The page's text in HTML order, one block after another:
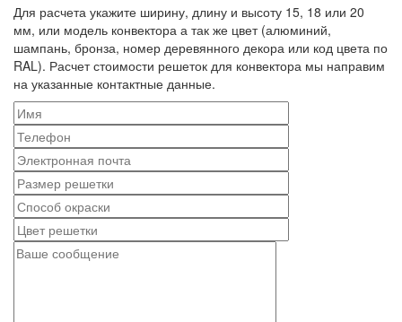
Для расчета укажите ширину, длину и высоту 15, 18 или 20
мм, или модель конвектора а так же цвет (алюминий,
шампань, бронза, номер деревянного декора или код цвета по
RAL). Расчет стоимости решеток для конвектора мы направим
на указанные контактные данные.